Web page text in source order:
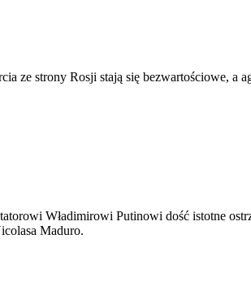
ze strony Rosji stają się bezwartościowe, a
Władimirowi Putinowi dość istotne
Maduro.